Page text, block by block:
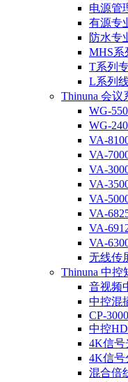
电源管
有源专
防水专
MHS系
T系列
L系列
Thinuna 会议
WG-
WG-
VA-
VA-
VA-
VA-
VA-
VA-
VA-
VA-
无线传
Thinuna 中控
音视频
中控混
CP-
中控
4K信号
4K信号
混合倍